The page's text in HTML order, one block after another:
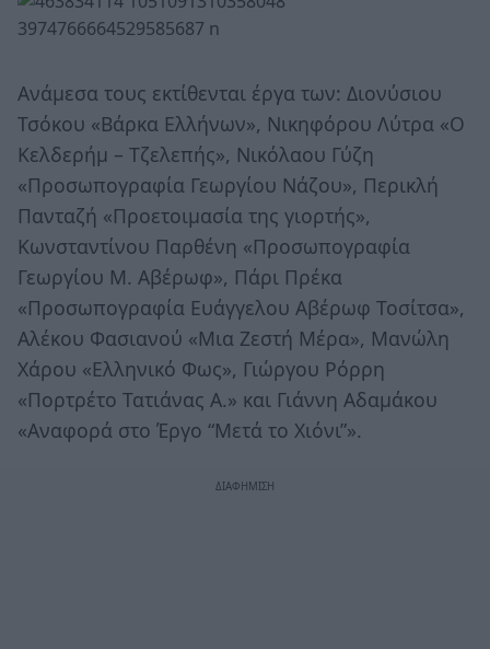
Ανάμεσα τους εκτίθενται έργα των: Διονύσιου
Τσόκου «Βάρκα Ελλήνων», Νικηφόρου Λύτρα «Ο
Κελδερήμ – Τζελεπής», Νικόλαου Γύζη
«Προσωπογραφία Γεωργίου Νάζου», Περικλή
Πανταζή «Προετοιμασία της γιορτής»,
Κωνσταντίνου Παρθένη «Προσωπογραφία
Γεωργίου Μ. Αβέρωφ», Πάρι Πρέκα
«Προσωπογραφία Ευάγγελου Αβέρωφ Τοσίτσα»,
Αλέκου Φασιανού «Μια Ζεστή Μέρα», Μανώλη
Χάρου «Ελληνικό Φως», Γιώργου Ρόρρη
«Πορτρέτο Τατιάνας Α.» και Γιάννη Αδαμάκου
«Αναφορά στο Έργο “Μετά το Χιόνι”».